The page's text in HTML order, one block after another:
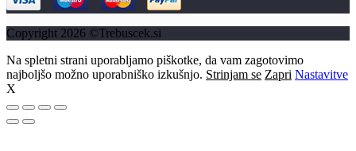
Copyright 2026 ©Trebuscek.si
Na spletni strani uporabljamo piškotke, da vam zagotovimo
najboljšo možno uporabniško izkušnjo. Strinjam se Zapri Nastavitve
X